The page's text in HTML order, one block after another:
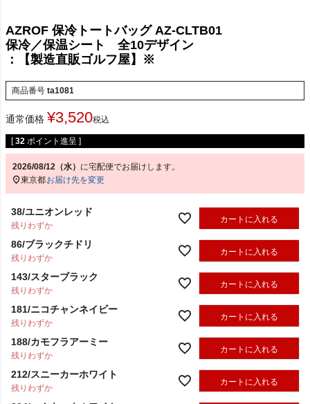
AZROF 保冷トートバッグ AZ-CLTB01
保冷／保温シート 全10デザイン
：【製造直販ゴルフ屋】※
商品番号 ta1081
通常価格 ¥3,520税込
[ 32 ポイント進呈 ]
2026/08/12（水） に宅配便 でお届けします。
東京都お届け先を変更
38/ユニオンレッド
残りわずか
カートに入れる
86/ブラックチドリ
残りわずか
カートに入れる
143/スターブラック
残りわずか
カートに入れる
181/ニコチャンネイビー
残りわずか
カートに入れる
188/カモフラアーミー
残りわずか
カートに入れる
212/スニーカーホワイト
残りわずか
カートに入れる